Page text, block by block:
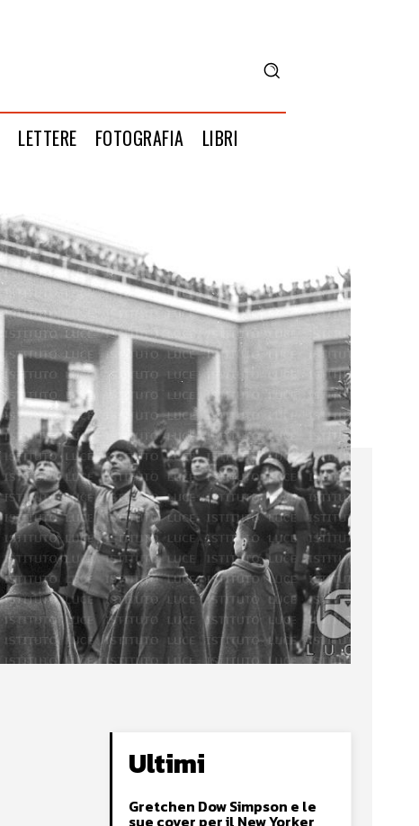
LETTERE FOTOGRAFIA LIBRI
Ultimi
Gretchen Dow Simpson e le
sue cover per il New Yorker